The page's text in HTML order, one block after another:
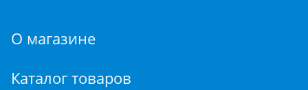
О магазине
Каталог товаров